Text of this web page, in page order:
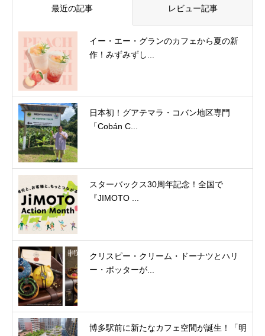
最近の記事 レビュー記事
イー・エー・グランのカフェから夏の新
作！みずみずし...
日本初！グアテマラ・コバン地区専門
「Cobán C...
スターバックス30周年記念！全国で
『JIMOTO ...
クリスピー・クリーム・ドーナツとハリ
ー・ポッターが...
博多駅前に新たなカフェ空間が誕生！「明